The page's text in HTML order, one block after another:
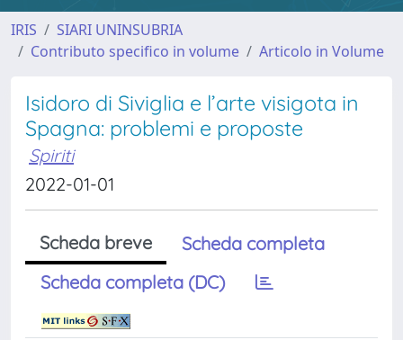
IRIS
SIARI UNINSUBRIA
Contributo specifico in volume
Articolo in Volume
Isidoro di Siviglia e l’arte visigota in
Spagna: problemi e proposte
Spiriti
2022-01-01
Scheda breve
Scheda completa
Scheda completa (DC)